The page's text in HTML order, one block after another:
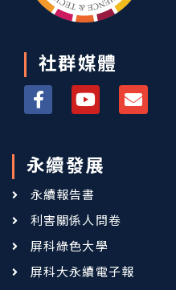
社群媒體
永續發展
永續報告書
利害關係人問卷
屏科綠色大學
屏科大永續電子報